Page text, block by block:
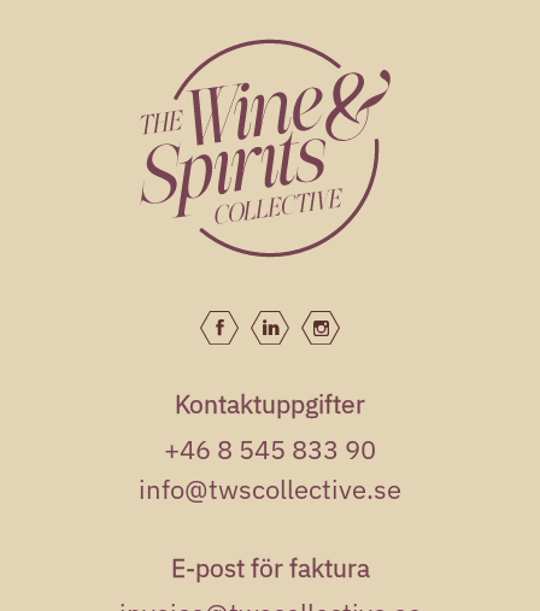
Zensa Rosso Terre Siciliane
99kr
The Wanted Zin Old Vines
285kr
Kontaktuppgifter
+46 8 545 833 90
info@twscollective.se
E-post för faktura